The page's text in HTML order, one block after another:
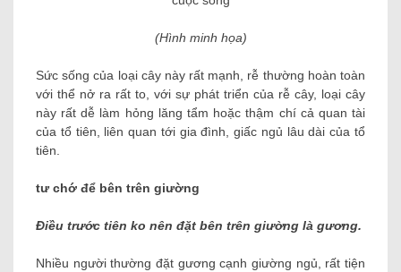
(Hình minh họa)
Sức sống của loại cây này rất mạnh, rễ thường hoàn toàn
với thể nở ra rất to, với sự phát triển của rễ cây, loại cây
này rất dễ làm hỏng lăng tẩm hoặc thậm chí cả quan tài
của tổ tiên, liên quan tới gia đình, giấc ngủ lâu dài của tổ
tiên.
tư chớ để bên trên giường
Điều trước tiên ko nên đặt bên trên giường là gương.
Nhiều người thường đặt gương cạnh giường ngủ, rất tiện